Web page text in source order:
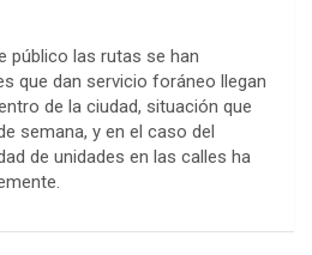
público las rutas se han
que dan servicio foráneo llegan
de la ciudad, situación que
semana, y en el caso del
de unidades en las calles ha